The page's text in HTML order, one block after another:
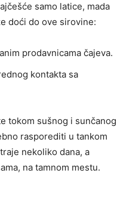
samo latice, mada
doći do ove sirovine:
prodavnicama čajeva.
kontakta sa
tokom sušnog i sunčanog
rasporediti u tankom
nekoliko dana, a
na tamnom mestu.